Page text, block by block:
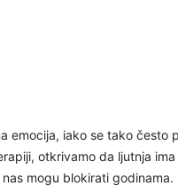
emocija, iako se tako često
otkrivamo da ljutnja
mogu blokirati godinama.